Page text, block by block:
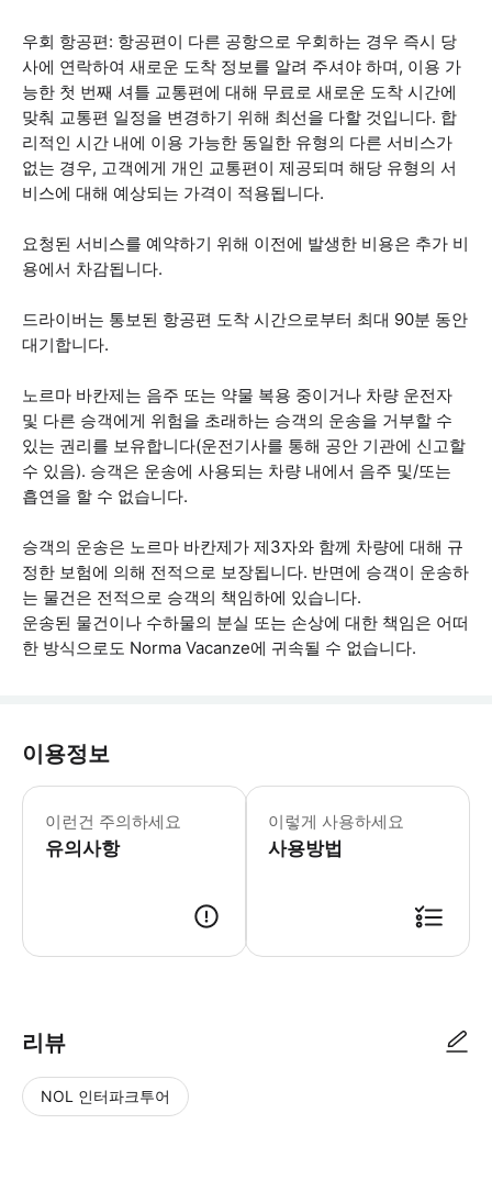
우회 항공편: 항공편이 다른 공항으로 우회하는 경우 즉시 당
사에 연락하여 새로운 도착 정보를 알려 주셔야 하며, 이용 가
능한 첫 번째 셔틀 교통편에 대해 무료로 새로운 도착 시간에
맞춰 교통편 일정을 변경하기 위해 최선을 다할 것입니다. 합
리적인 시간 내에 이용 가능한 동일한 유형의 다른 서비스가
없는 경우, 고객에게 개인 교통편이 제공되며 해당 유형의 서
비스에 대해 예상되는 가격이 적용됩니다.
요청된 서비스를 예약하기 위해 이전에 발생한 비용은 추가 비
용에서 차감됩니다.
드라이버는 통보된 항공편 도착 시간으로부터 최대 90분 동안
대기합니다.
노르마 바칸제는 음주 또는 약물 복용 중이거나 차량 운전자
및 다른 승객에게 위험을 초래하는 승객의 운송을 거부할 수
있는 권리를 보유합니다(운전기사를 통해 공안 기관에 신고할
수 있음). 승객은 운송에 사용되는 차량 내에서 음주 및/또는
흡연을 할 수 없습니다.
승객의 운송은 노르마 바칸제가 제3자와 함께 차량에 대해 규
정한 보험에 의해 전적으로 보장됩니다. 반면에 승객이 운송하
는 물건은 전적으로 승객의 책임하에 있습니다.
운송된 물건이나 수하물의 분실 또는 손상에 대한 책임은 어떠
한 방식으로도 Norma Vacanze에 귀속될 수 없습니다.
이용정보
이런건 주의하세요
유의사항
* 소요시간 : 60분 (옵션에 따라 소요
이렇게 사용하세요
사용방법
리뷰
NOL 인터파크투어